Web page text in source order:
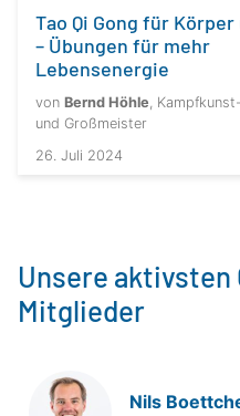
Tao Qi Gong für
– Übungen für mehr
Lebensenergie
von Bernd Höhle ,
und Großmeister
26. Juli 2024
Unsere aktivsten
Mitglieder
Nils